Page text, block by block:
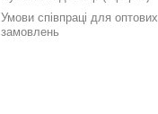
Умови співпраці для оптових
замовлень